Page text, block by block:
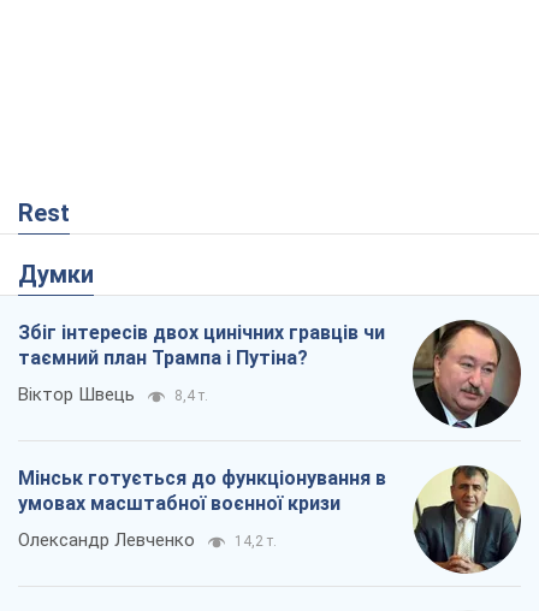
Rest
Думки
Збіг інтересів двох цинічних гравців чи
таємний план Трампа і Путіна?
Віктор Швець 8,4 т.
Мінськ готується до функціонування в
умовах масштабної воєнної кризи
Олександр Левченко 14,2 т.